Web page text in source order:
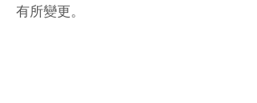
有所變更。